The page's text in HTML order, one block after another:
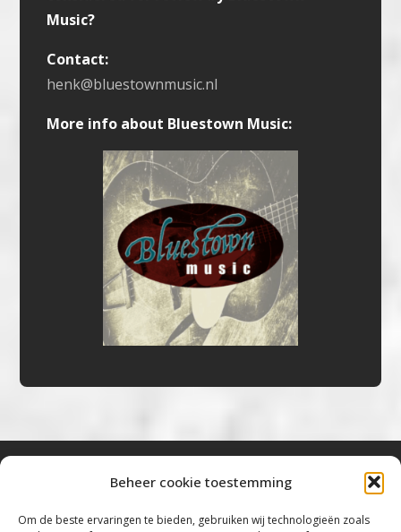
Beheer cookie toestemming
Om de beste ervaringen te bieden, gebruiken wij technologieën zoals
Music?
Contact:
henk@bluestownmusic.nl
More info about Bluestown Music: